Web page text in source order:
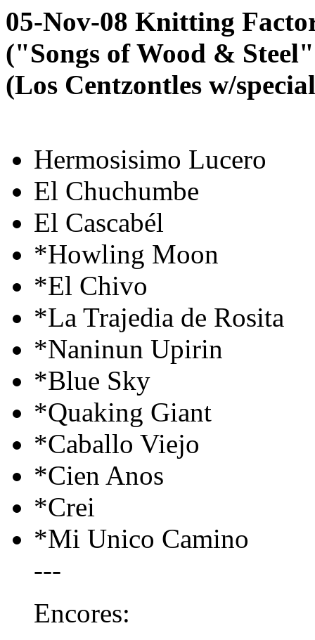
05-Nov-08 Knitting
("Songs of Wood &
(Los Centzontles w/
Hermosisimo Lucero
El Chuchumbe
El Cascabél
*Howling Moon
*El Chivo
*La Trajedia de Rosita
*Naninun Upirin
*Blue Sky
*Quaking Giant
*Caballo Viejo
*Cien Anos
*Crei
*Mi Unico Camino
---
Encores: